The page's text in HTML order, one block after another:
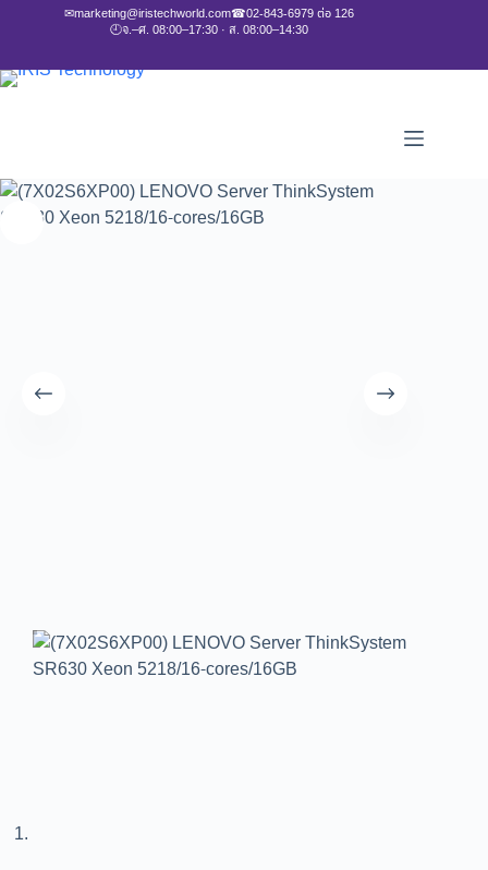
✉marketing@iristechworld.com☎02-843-6979 ต่อ 126
🕘จ.–ศ. 08:00–17:30 · ส. 08:00–14:30